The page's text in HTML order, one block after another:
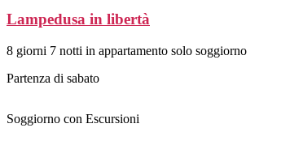
Lampedusa in libertà
8 giorni 7 notti in appartamento solo soggiorno
Partenza di sabato
Soggiorno con Escursioni